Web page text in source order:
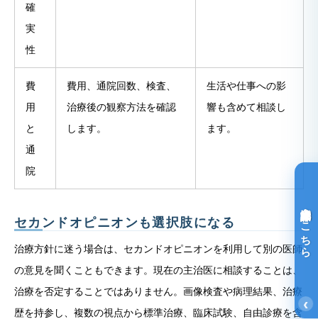
確
実
性
費
用
と
通
院
費用、通院回数、検査、
治療後の観察方法を確認
します。
生活や仕事への影
響も含めて相談し
ます。
セカンドオピニオンも選択肢になる
治療方針に迷う場合は、セカンドオピニオンを利用して別の医師
の意見を聞くこともできます。現在の主治医に相談することは、
治療を否定することではありません。画像検査や病理結果、治療
歴を持参し、複数の視点から標準治療、臨床試験、自由診療を含
‹
光免疫療法詳細はこちら